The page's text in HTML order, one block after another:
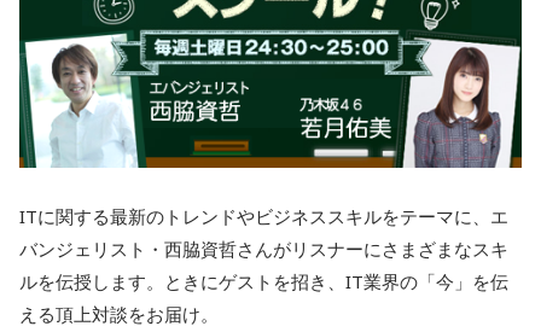
ITに関する最新のトレンドやビジネススキルをテーマに、エ
バンジェリスト・西脇資哲さんがリスナーにさまざまなスキ
ルを伝授します。ときにゲストを招き、IT業界の「今」を伝
える頂上対談をお届け。